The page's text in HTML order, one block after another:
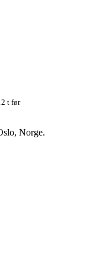
t før
Norge.